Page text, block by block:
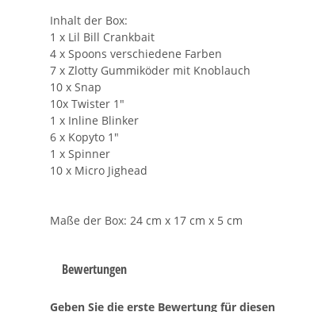
Inhalt der Box:
1 x Lil Bill Crankbait
4 x Spoons verschiedene Farben
7 x Zlotty Gummiköder mit Knoblauch
10 x Snap
10x Twister 1"
1 x Inline Blinker
6 x Kopyto 1"
1 x Spinner
10 x Micro Jighead
Maße der Box: 24 cm x 17 cm x 5 cm
Bewertungen
Geben Sie die erste Bewertung für diesen